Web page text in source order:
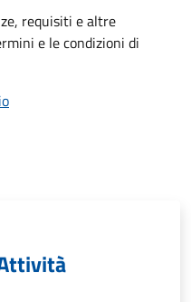
requisiti e altre
e le condizioni di